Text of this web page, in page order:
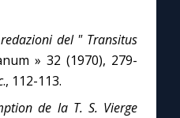
del " Transitus
» 32 (1970), 279-
., 112-113.
de la T. S. Vierge